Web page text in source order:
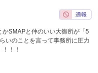
SMAPと仲のいい大御所が「5
いのことを言って事務所に圧力
！！